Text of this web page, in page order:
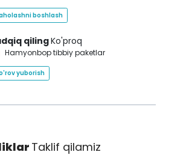
boshlash
qilingKo'proq
Hamyonbop tibbiy paketlar
yuborish
Taklif qilamiz